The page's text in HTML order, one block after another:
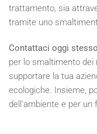
trattamento, sia
tramite uno
Contattaci oggi stesso
per lo smaltimento dei
supportare la tua
ecologiche. Insieme,
dell'ambiente e per un